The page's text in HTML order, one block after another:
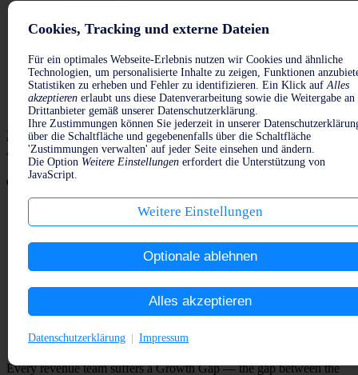
Feedback
#delete#
Produktniche & Kommunikation finden
Absatzkanäle etablieren
Profitabel wachsen/skalieren
Academy
Zur Analyse ->
Anmelden
Topic 1
Every revenue team suffers a Growth Gap — the gap between the
Cookies, Tracking und externe Dateien
Für ein optimales Webseite-Erlebnis nutzen wir Cookies und ähnliche
Technologien, um personalisierte Inhalte zu zeigen, Funktionen
Statistiken zu erheben und Fehler zu identifizieren. Ein Klick aufAlles
akzeptieren erlaubt uns diese Datenverarbeitung sowie die Weitergabe an
Drittanbieter gemäß unserer Datenschutzerklärung.
Ihre Zustimmungen können Sie jederzeit in unserer
über die Schaltfläche und gegebenenfalls über die Schaltfläche
'Zustimmungen verwalten' auf jeder Seite einsehen und ändern.
Die Option Weitere Einstellungen erfordert die Unterstützung von
JavaScript.
Weitere Einstellungen
Datenschutzerklärung Impressum